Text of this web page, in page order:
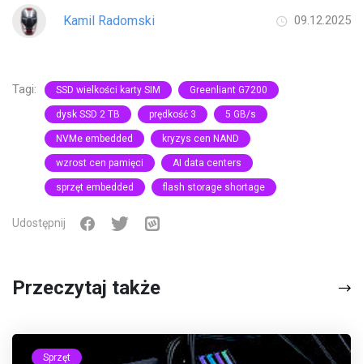
Kamil Radomski 09.12.2025
Tagi: SSD wielkości karty SIM Greenliant G7200
dysk SSD 2 TB prędkość 3 5 GB/s
NVMe embedded kryzys cen NAND
wzrost cen pamięci AI data centers
sprzęt embedded flash storage shortage
Udostępnij
Przeczytaj także
Sprzęt